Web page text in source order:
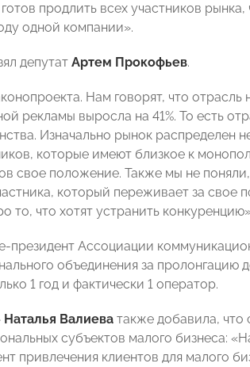
продлить всех участников
одной компании».
депутат Артем Прокофьев.
Нам говорят, что
рекламы выросла на 41%. То есть
Изначально рынок
которые имеют близкое к
свое положение. Также мы не
который переживает за
то, что хотят устранить
президент Ассоциации
объединения за
1 год и фактически 1 оператор.
Наталья Валиева также добавила,
субъектов малого бизнеса:
привлечения клиентов для малого